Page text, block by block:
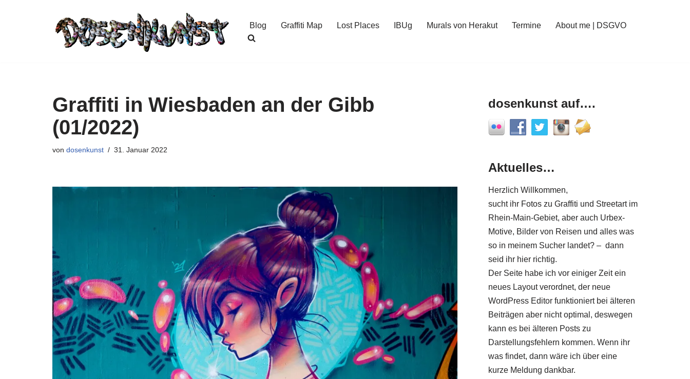
Blog Graffiti Map Lost Places IBUg Murals von Herakut Termine About me | DSGVO
Graffiti in Wiesbaden an der Gibb
(01/2022)
von dosenkunst 31. Januar 2022
dosenkunst auf….
Aktuelles…
Herzlich Willkommen,
sucht ihr Fotos zu Graffiti und Streetart im
Rhein-Main-Gebiet, aber auch Urbex-
Motive, Bilder von Reisen und alles was
so in meinem Sucher landet? – dann
seid ihr hier richtig.
Der Seite habe ich vor einiger Zeit ein
neues Layout verordnet, der neue
WordPress Editor funktioniert bei älteren
Beiträgen aber nicht optimal, deswegen
kann es bei älteren Posts zu
Darstellungsfehlern kommen. Wenn ihr
was findet, dann wäre ich über eine
kurze Meldung dankbar.